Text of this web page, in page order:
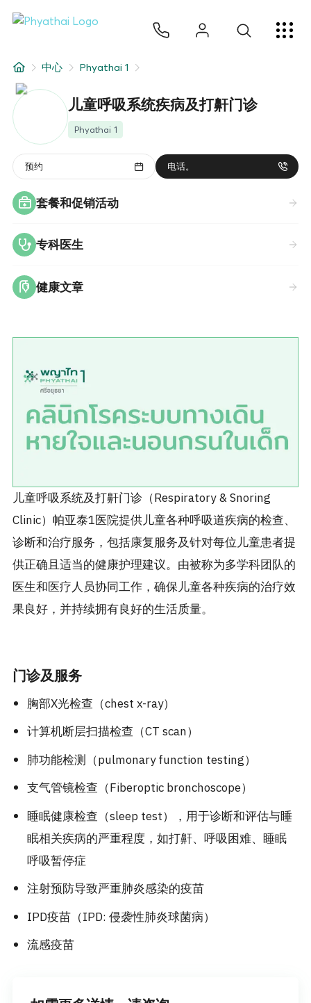
文章
关于我们
医院分院
中心 Phyathai 1
儿童呼吸系统疾病及打鼾门诊
Phyathai 1
预约 电话。
套餐和促销活动
专科医生
健康文章
儿童呼吸系统及打鼾门诊（Respiratory & Snoring
Clinic）帕亚泰1医院提供儿童各种呼吸道疾病的检查、
诊断和治疗服务，包括康复服务及针对每位儿童患者提
供正确且适当的健康护理建议。由被称为多学科团队的
医生和医疗人员协同工作，确保儿童各种疾病的治疗效
果良好，并持续拥有良好的生活质量。
门诊及服务
胸部X光检查（chest x-ray）
计算机断层扫描检查（CT scan）
肺功能检测（pulmonary function testing）
支气管镜检查（Fiberoptic bronchoscope）
睡眠健康检查（sleep test），用于诊断和评估与睡
眠相关疾病的严重程度，如打鼾、呼吸困难、睡眠
呼吸暂停症
注射预防导致严重肺炎感染的疫苗
IPD疫苗（IPD: 侵袭性肺炎球菌病）
流感疫苗